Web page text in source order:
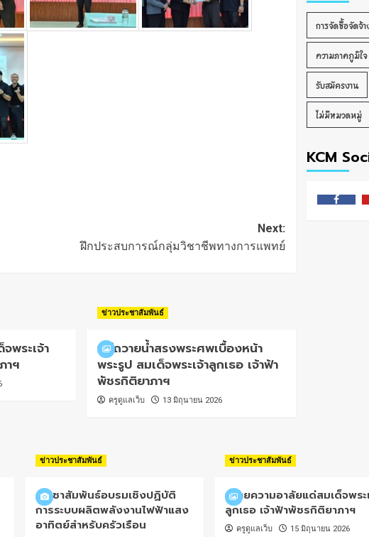
Next:
ฝึกประสบการณ์กลุ่มวิชาชีพทางการแพทย์
พระเจ้า
าฯ
ข่าวประชาสัมพันธ์
พิธีถวายน้ำสรงพระศพเบื้องหน้า
พระรูป สมเด็จพระเจ้าลูกเธอ เจ้าฟ้า
พัชรกิติยาภาฯ
ครูดูแลเว็บ 13 มิถุนายน 2026
การจัดซื้อจัดจ้า
ความภาคภูมิใจ
รับสมัครงาน
ไม่มีหมวดหมู่
KCM
ข่าวประชาสัมพันธ์
ประชาสัมพันธ์อบรมเชิงปฏิบัติ
การระบบผลิตพลังงานไฟฟ้าแสง
อาทิตย์สำหรับครัวเรือน
ข่าวประชาสัมพันธ์
ถวายความอาลัยแด่สมเด็จพระ
ลูกเธอ เจ้าฟ้าพัชรกิติยาภาฯ
ครูดูแลเว็บ 15 มิถุนายน 2026